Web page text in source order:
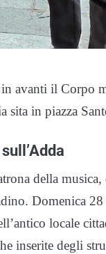
avanti il Corpo
sita in piazza
della
Domenica
locale
inserite degli